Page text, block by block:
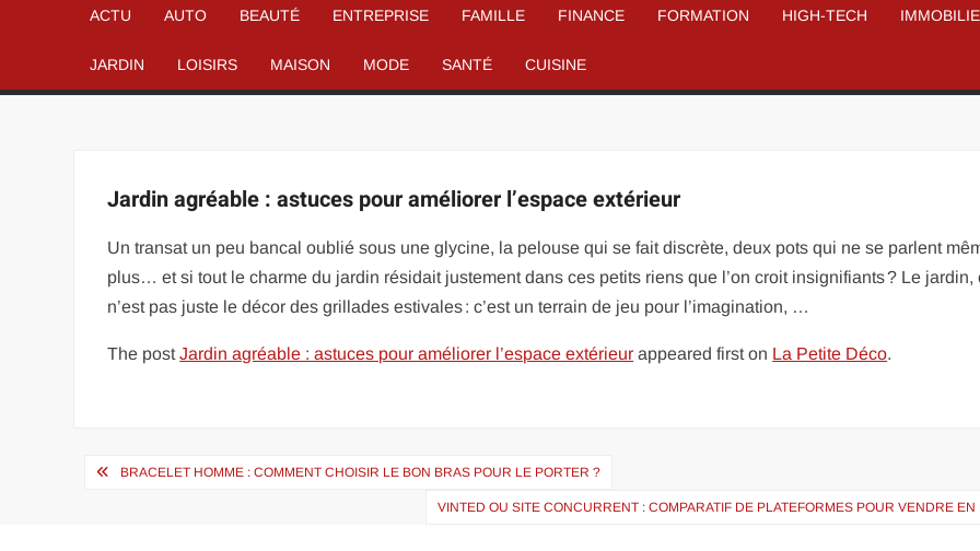
ACTU AUTO BEAUTÉ ENTREPRISE FAMILLE FINANCE FORMATION HIGH-TECH
JARDIN LOISIRS MAISON MODE SANTÉ CUISINE
Jardin agréable : astuces pour améliorer l’espace extérieur
Un transat un peu bancal oublié sous une glycine, la pelouse qui se fait discrète, deux pots qui ne se parlent
plus… et si tout le charme du jardin résidait justement dans ces petits riens que l’on croit insignifiants ? Le jardin,
n’est pas juste le décor des grillades estivales : c’est un terrain de jeu pour l’imagination, …
The postJardin agréable : astuces pour améliorer l’espace extérieur appeared first on La Petite Déco.
Navigation
BRACELET HOMME : COMMENT CHOISIR LE BON BRAS POUR LE PORTER ?
VINTED OU SITE CONCURRENT : COMPARATIF DE PLATEFORMES POUR VENDRE EN